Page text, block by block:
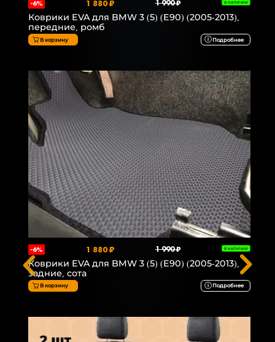
-6% 1 880 ₽ 1 990 ₽ В НАЛИЧИИ
Коврики EVA для BMW 3 (5) (E90) (2005-2013),
передние, ромб
В корзину Подробнее
-6% 1 880 ₽ 1 990 ₽ В НАЛИЧИИ
Коврики EVA для BMW 3 (5) (E90) (2005-2013),
задние, сота
В корзину Подробнее